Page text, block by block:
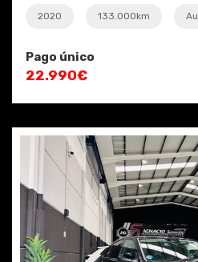
2020 133.000km
Pago único
22.990€